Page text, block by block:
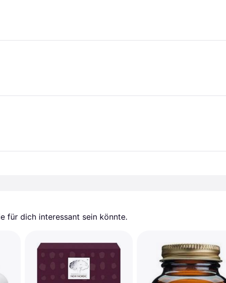
für dich interessant sein könnte.